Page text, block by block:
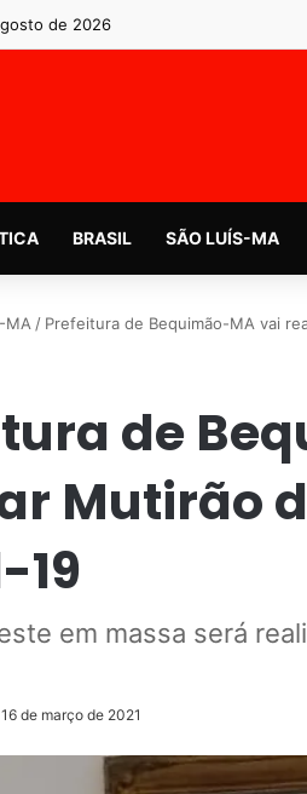
de 2026
BRASIL SÃO LUÍS-MA
MA / Prefeitura de Bequimão-MA vai
de
Mutirão
19
em massa será
16 de março de 2021